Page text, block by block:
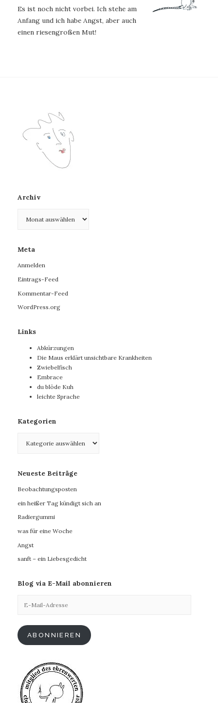
Es ist noch nicht vorbei. Ich stehe am
Anfang und ich habe Angst, aber auch
einen riesengroßen Mut!
Archiv
Meta
Anmelden
Eintrags-Feed
Kommentar-Feed
WordPress.org
Links
Abkürzungen
Die Maus erklärt unsichtbare Krankheiten
Zwiebelfisch
Embrace
du blöde Kuh
leichte Sprache
Kategorien
Neueste Beiträge
Beobachtungsposten
ein heißer Tag kündigt sich an
Radiergummi
was für eine Woche
Angst
sanft – ein Liebesgedicht
Blog via E-Mail abonnieren
Mail-
ABONNIEREN